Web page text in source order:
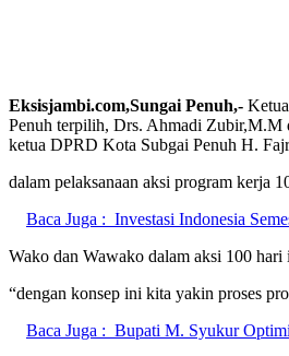
Eksisjambi.com,Sungai Penuh,-
Penuh terpilih, Drs. Ahmadi
ketua DPRD Kota Subgai Penuh H.
dalam pelaksanaan aksi program kerja
Baca Juga : Investasi Indonesia
Wako dan Wawako dalam aksi 100 hari
“dengan konsep ini kita yakin proses
Baca Juga : Bupati M. Syukur